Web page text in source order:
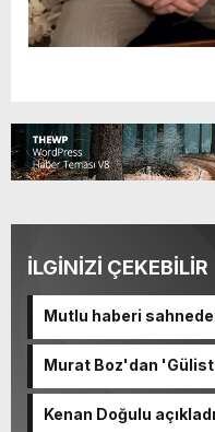
İLGİNİZİ ÇEKEBİLİR
Mutlu haberi
Murat Boz'dan
Korunmaya Muhtaç
Kenan Doğulu